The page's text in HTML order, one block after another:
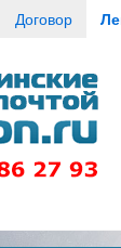
Договор